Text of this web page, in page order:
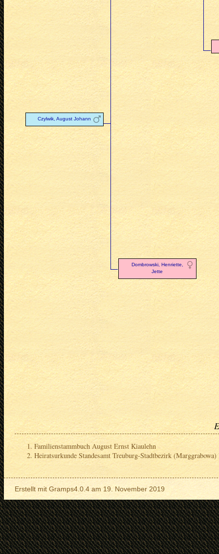
Czylwik, August Johann
Dombrowski, Henriette,
Jette
Familienstammbuch August Ernst Kiaulehn
Heiratsurkunde Standesamt Treuburg-Stadtbezirk (Marggrabowa)
Erstellt mit Gramps4.0.4 am 19. November 2019